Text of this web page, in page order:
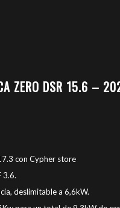
ZERO DSR 15.6 –
con Cypher store
3.6.
deslimitable a 6,6kW.